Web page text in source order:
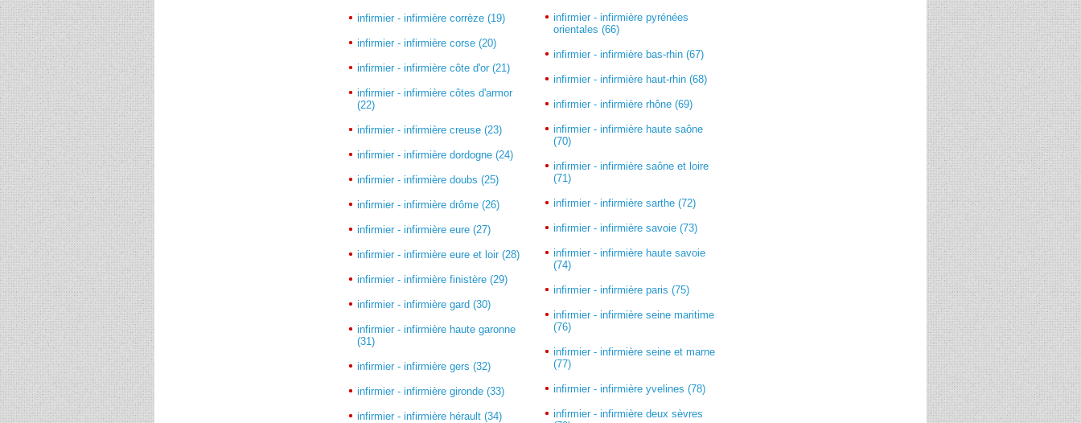
infirmier - infirmière corrèze (19)
infirmier - infirmière corse (20)
infirmier - infirmière côte d'or (21)
infirmier - infirmière côtes d'armor
(22)
infirmier - infirmière creuse (23)
infirmier - infirmière dordogne (24)
infirmier - infirmière doubs (25)
infirmier - infirmière drôme (26)
infirmier - infirmière eure (27)
infirmier - infirmière eure et loir (28)
infirmier - infirmière finistère (29)
infirmier - infirmière gard (30)
infirmier - infirmière haute garonne
(31)
infirmier - infirmière gers (32)
infirmier - infirmière gironde (33)
infirmier - infirmière hérault (34)
infirmier - infirmière pyrénées
orientales (66)
infirmier - infirmière bas-rhin (67)
infirmier - infirmière haut-rhin (68)
infirmier - infirmière rhône (69)
infirmier - infirmière haute saône
(70)
infirmier - infirmière saône et loire
(71)
infirmier - infirmière sarthe (72)
infirmier - infirmière savoie (73)
infirmier - infirmière haute savoie
(74)
infirmier - infirmière paris (75)
infirmier - infirmière seine maritime
(76)
infirmier - infirmière seine et marne
(77)
infirmier - infirmière yvelines (78)
infirmier - infirmière deux sèvres